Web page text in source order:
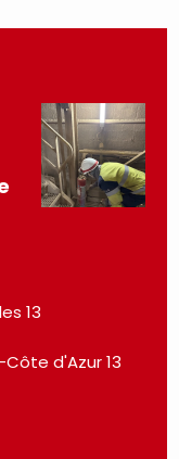
13
d'Azur 13